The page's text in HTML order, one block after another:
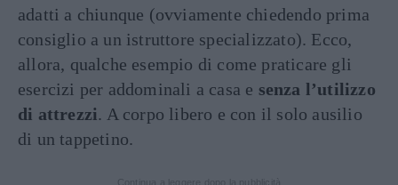
adatti a chiunque (ovviamente chiedendo prima
consiglio a un istruttore specializzato). Ecco,
allora, qualche esempio di come praticare gli
esercizi per addominali a casa e senza l’utilizzo
di attrezzi. A corpo libero e con il solo ausilio
di un tappetino.